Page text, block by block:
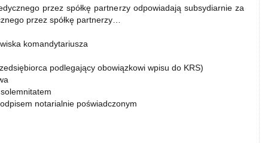
przez spółkę partnerzy odpowiadają subsydiarnie za
przez spółkę partnerzy…
komandytariusza
podlegający obowiązkowi wpisu do KRS)
notarialnie poświadczonym